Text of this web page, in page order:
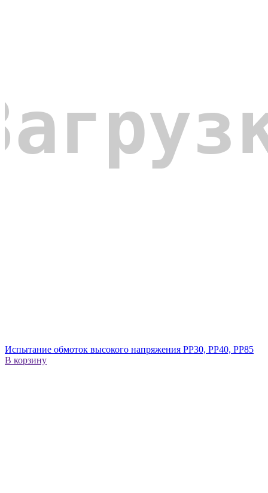
Испытание обмоток высокого напряжения PP30, PP40, PP85
В корзину